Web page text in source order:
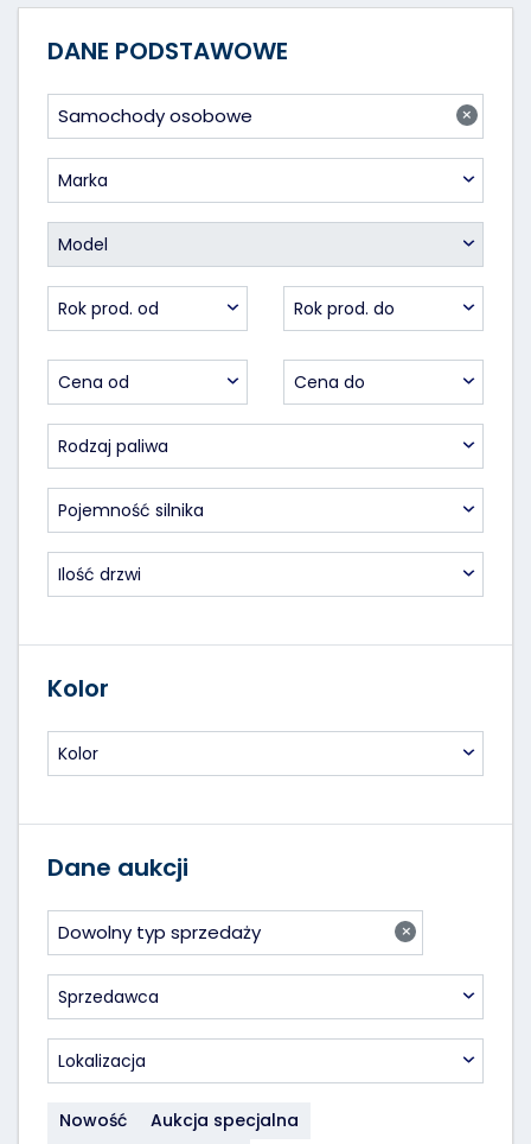
DANE PODSTAWOWE
×
Samochody osobowe
Marka
Model
Rok prod. od Rok prod. do
Cena od Cena do
Rodzaj paliwa
Pojemność silnika
Ilość drzwi
Kolor
Kolor
Dane aukcji
×
Dowolny typ sprzedaży
Sprzedawca
Lokalizacja
Nowość
Aukcja specjalna